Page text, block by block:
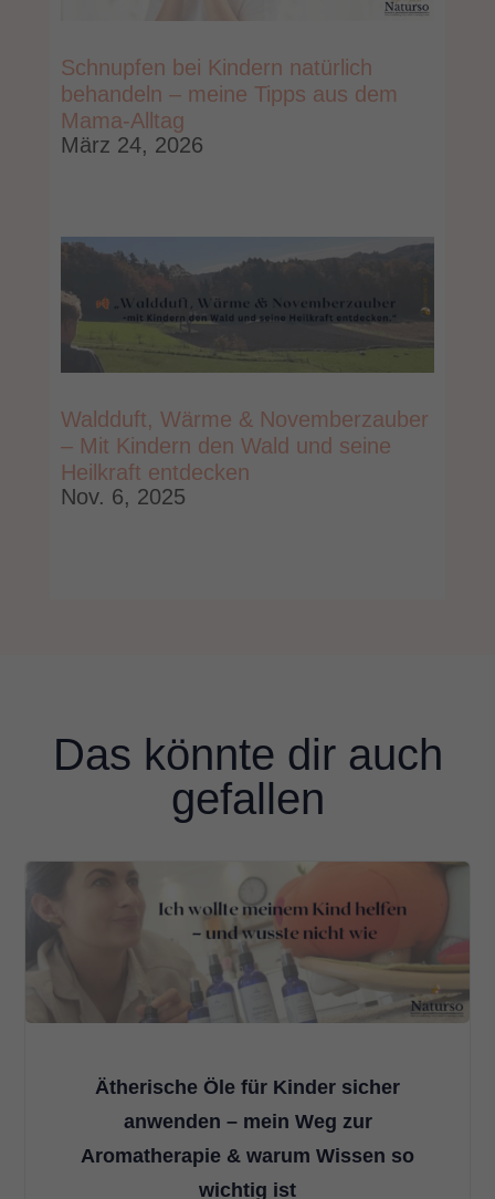
Schnupfen bei Kindern natürlich
behandeln – meine Tipps aus dem
Mama-Alltag
März 24, 2026
Waldduft, Wärme & Novemberzauber
– Mit Kindern den Wald und seine
Heilkraft entdecken
Nov. 6, 2025
Das könnte dir auch
gefallen
Ätherische Öle für Kinder sicher
anwenden – mein Weg zur
Aromatherapie & warum Wissen so
wichtig ist